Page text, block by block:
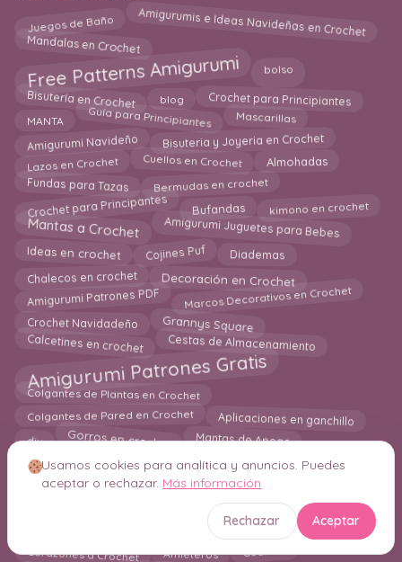
Juegos de Baño Amigurumis e Ideas Navideñas en Crochet
Mandalas en Crochet
Free Patterns Amigurumi bolso
Bisutería en Crochet blog Crochet para Principiantes
MANTA Guía para Principiantes Mascarillas
Amigurumi Navideño Bisuteria y Joyeria en Crochet
Lazos en Crochet Cuellos en Crochet Almohadas
Fundas para Tazas Bermudas en crochet
Crochet para Principantes Bufandas kimono en crochet
Mantas a Crochet Amigurumi Juguetes para Bebes
Ideas en crochet Cojines Puf Diademas
Chalecos en crochet Decoración en Crochet
Amigurumi Patrones PDF Marcos Decorativos en Crochet
Crochet Navidadeño Grannys Square
Calcetines en crochet Cestas de Almacenamiento
Amigurumi Patrones Gratis
Colgantes de Plantas en Crochet
Colgantes de Pared en Crochet Aplicaciones en ganchillo
diy Gorros en crochet Mantas de Apego
Delantal en Crochet Bolsas en Crochet
Los Mejores 25 Patrones Faldas en Crochet
Alfombras
Chal en Crochet
Corazones a Crochet Alfileteros Guantes
Usamos cookies para analítica y anuncios. Puedes
aceptar o rechazar. Más información
Rechazar Aceptar